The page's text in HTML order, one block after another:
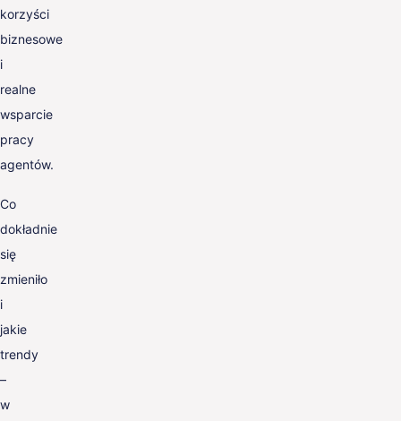
korzyści
biznesowe
i
realne
wsparcie
pracy
agentów.
Co
dokładnie
się
zmieniło
i
jakie
trendy
–
w